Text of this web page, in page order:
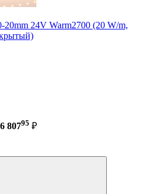
20mm 24V Warm2700 (20 W/m,
6 80795 ₽